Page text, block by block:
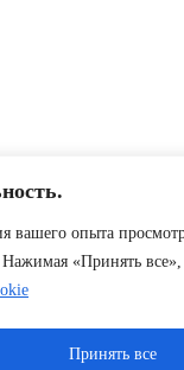
опыта
«Принять
Принять все